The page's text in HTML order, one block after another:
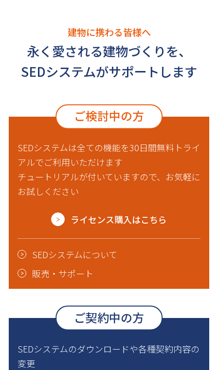
建物に携わる皆様へ
永く愛される建物づくりを、
SEDシステムがサポートします
ご検討中の方
SEDシステムは全ての機能を30日間無料トライ
アルでご利用いただけます
チュートリアルが付いていますので、お気軽に
お試しください
ライセンス購入はこちら
SEDシステムについて
販売・サポート
ご契約中の方
SEDシステムのダウンロードや各種契約内容の
変更